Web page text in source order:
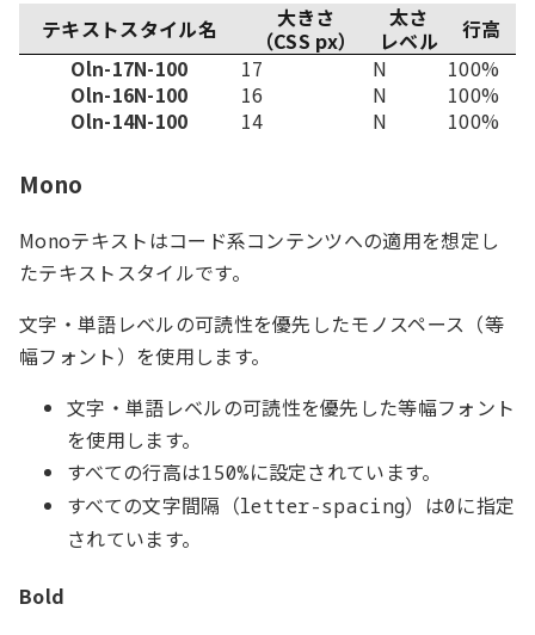
テキストスタイル名
大きさ
（CSS px）
太さ
レベル
行高
Oln-17N-100
17 N
100%
Oln-16N-100
16 N
100%
Oln-14N-100
14 N 100%
Mono
Monoテキストはコード系コンテンツへの適用を想定し
たテキストスタイルです。
文字・単語レベルの可読性を優先したモノスペース（等
幅フォント）を使用します。
文字・単語レベルの可読性を優先した等幅フォント
を使用します。
すべての行高は150%に設定されています。
すべての文字間隔（letter-spacing）は0に指定
されています。
Bold